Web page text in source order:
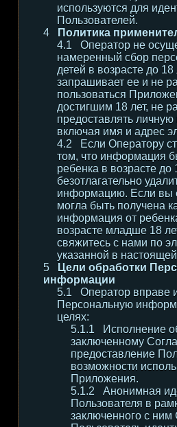
используются для
Пользователей.
Политика
Оператор не
намеренный сбор
детей в возрасте до 18
запрашивает ее и не
пользоваться
достигшим 18 лет, не
предоставлять
включая имя и адрес
Если Оператору
том, что информация
ребенка в возрасте до
безотлагательно
информацию. Если вы
могла быть получена
информация от
возрасте младше 18
свяжитесь с нами по
указанной в
Цели обработки
информации
Оператор вправе
Персональную
целях:
Исполнение
заключенному
предоставление
возможности
Приложения.
Анонимная
Пользователя в
заключенного с